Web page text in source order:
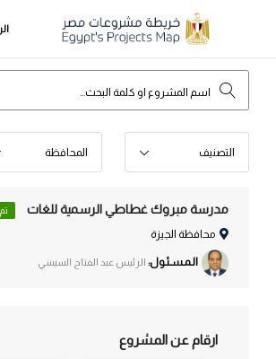
التصنيف المحافظة
مدرسة مبروك غطاطي الرسمية للغات
محافظة الجيزة
الـمـسـئـول: الرئيس عبد الفتاح السيسي
ارقام عن المشروع